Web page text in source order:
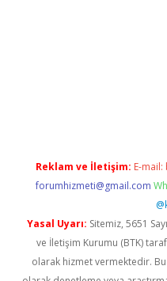
Reklam ve İletişim: E-mail:
forumhizmeti@gmail.com
Yasal Uyarı: Sitemiz, 5651
ve İletişim Kurumu (BTK)
olarak hizmet vermektedir.